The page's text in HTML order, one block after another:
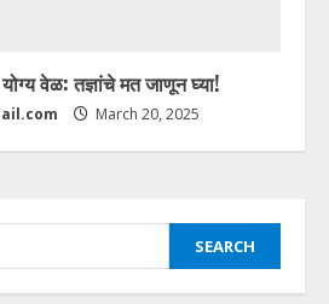
वेळ: तज्ञांचे मत जाणून घ्या!
March 20, 2025